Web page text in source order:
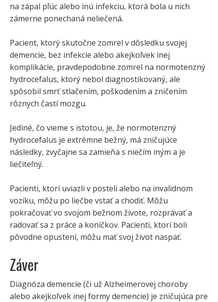
na zápal pľúc alebo inú infekciu, ktorá bola u nich
zámerne ponechaná neliečená.
Pacient, ktorý skutočne zomrel v dôsledku svojej
demencie, bez infekcie alebo akejkoľvek inej
komplikácie, pravdepodobne zomrel na normotenzný
hydrocefalus, ktorý nebol diagnostikovaný, ale
spôsobil smrť stlačením, poškodením a zničením
rôznych častí mozgu.
Jediné, čo vieme s istotou, je, že normotenzný
hydrocefalus je extrémne bežný, má zničujúce
následky, zvyčajne sa zamieňa s niečím iným a je
liečiteľný.
Pacienti, ktorí uviazli v posteli alebo na invalidnom
vozíku, môžu po liečbe vstať a chodiť. Môžu
pokračovať vo svojom bežnom živote, rozprávať a
radovať sa z práce a koníčkov. Pacienti, ktorí boli
pôvodne opustení, môžu mať svoj život naspäť.
Záver
Diagnóza demencie (či už Alzheimerovej choroby
alebo akejkoľvek inej formy demencie) je zničujúca pre